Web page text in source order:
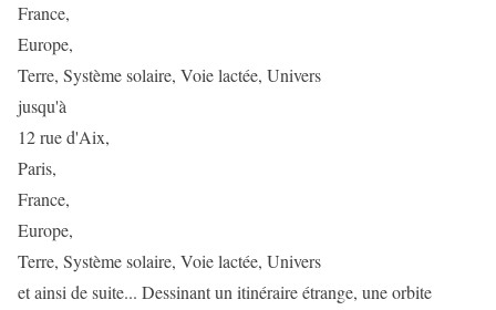
France,
Europe,
Terre, Système solaire, Voie lactée, Univers
jusqu'à
12 rue d'Aix,
Paris,
France,
Europe,
Terre, Système solaire, Voie lactée, Univers
et ainsi de suite... Dessinant un itinéraire étrange, une orbite